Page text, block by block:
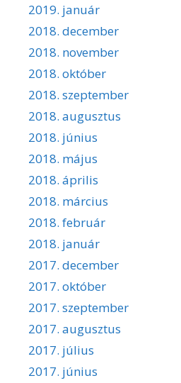
2019. január
2018. december
2018. november
2018. október
2018. szeptember
2018. augusztus
2018. június
2018. május
2018. április
2018. március
2018. február
2018. január
2017. december
2017. október
2017. szeptember
2017. augusztus
2017. július
2017. június